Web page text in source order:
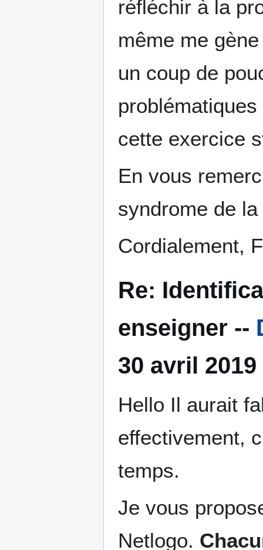
réfléchir à la
même me
un coup de
cette exercice
En vous
syndrome de
Cordialement,
Re:
enseigner --
30 avril 2019
Hello Il aurait
effectivement,
temps.
Je vous
Netlogo.